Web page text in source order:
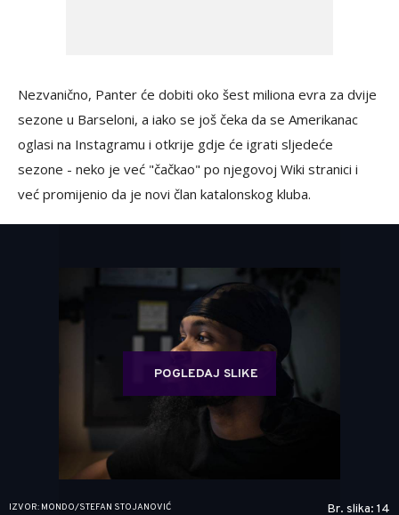
Nezvanično, Panter će dobiti oko šest miliona evra za dvije
sezone u Barseloni, a iako se još čeka da se Amerikanac
oglasi na Instagramu i otkrije gdje će igrati sljedeće
sezone - neko je već "čačkao" po njegovoj Wiki stranici i
već promijenio da je novi član katalonskog kluba.
POGLEDAJ SLIKE
IZVOR: MONDO/STEFAN STOJANOVIĆ Br. slika: 14